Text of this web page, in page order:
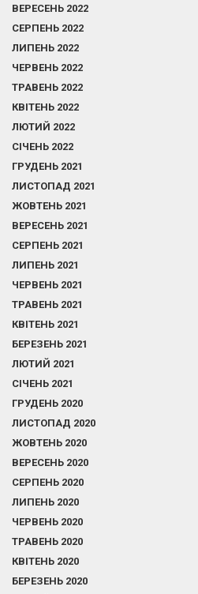
ВЕРЕСЕНЬ 2022
СЕРПЕНЬ 2022
ЛИПЕНЬ 2022
ЧЕРВЕНЬ 2022
ТРАВЕНЬ 2022
КВІТЕНЬ 2022
ЛЮТИЙ 2022
СІЧЕНЬ 2022
ГРУДЕНЬ 2021
ЛИСТОПАД 2021
ЖОВТЕНЬ 2021
ВЕРЕСЕНЬ 2021
СЕРПЕНЬ 2021
ЛИПЕНЬ 2021
ЧЕРВЕНЬ 2021
ТРАВЕНЬ 2021
КВІТЕНЬ 2021
БЕРЕЗЕНЬ 2021
ЛЮТИЙ 2021
СІЧЕНЬ 2021
ГРУДЕНЬ 2020
ЛИСТОПАД 2020
ЖОВТЕНЬ 2020
ВЕРЕСЕНЬ 2020
СЕРПЕНЬ 2020
ЛИПЕНЬ 2020
ЧЕРВЕНЬ 2020
ТРАВЕНЬ 2020
КВІТЕНЬ 2020
БЕРЕЗЕНЬ 2020